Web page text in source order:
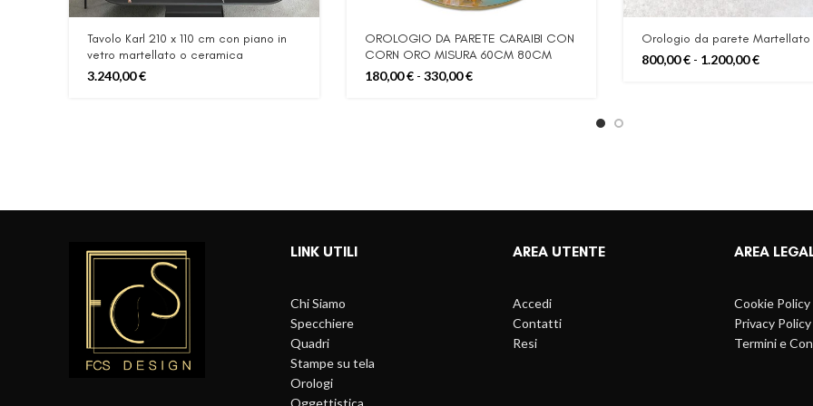
Tavolo Karl 210 x 110 cm con piano in
vetro martellato o ceramica
3.240,00€
OROLOGIO DA PARETE CARAIBI CON
CORN ORO MISURA 60CM 80CM
180,00€ - 330,00€Fascia
Orologio da parete Martellato
800,00€ - 1.200,00€Fascia
LINK UTILI
Chi Siamo
Specchiere
Quadri
Stampe su tela
Orologi
Oggettistica
AREA UTENTE
Accedi
Contatti
Resi
AREA
Cookie Policy
Privacy Policy
Termini e